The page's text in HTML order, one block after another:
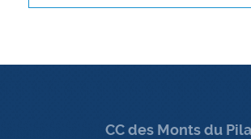
CC des Monts du